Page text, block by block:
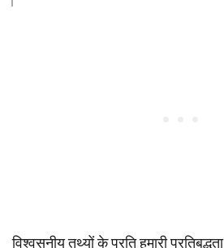
विश्वसनीय तथ्यों के प्रति हमारी प्रतिबद्धता